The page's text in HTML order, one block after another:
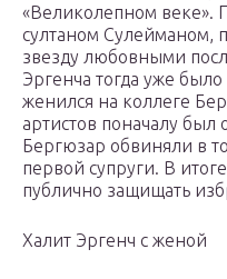
«Великолепном веке».
султаном Сулейманом,
звезду любовными
Эргенча тогда уже
женился на коллеге
артистов поначалу был
Бергюзар обвиняли в
первой супруги. В
публично защищать
Халит Эргенч с женой